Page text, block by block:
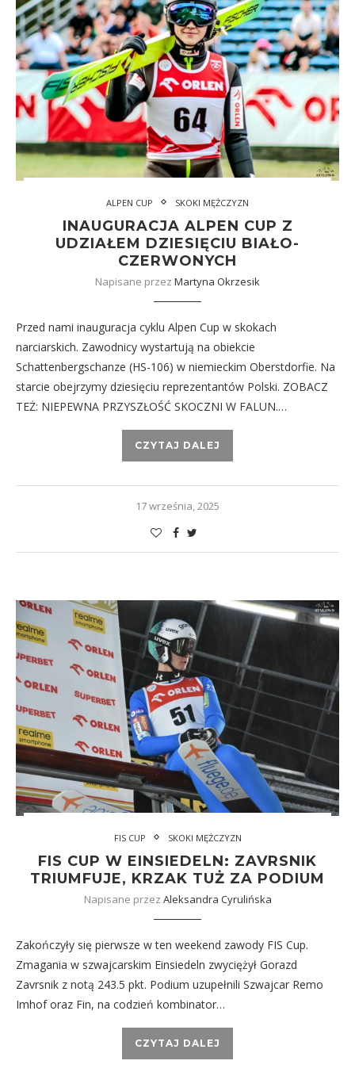
ALPEN CUP SKOKI MĘŻCZYZN
INAUGURACJA ALPEN CUP Z
UDZIAŁEM DZIESIĘCIU BIAŁO-
CZERWONYCH
Napisane przez Martyna Okrzesik
Przed nami inauguracja cyklu Alpen Cup w skokach
narciarskich. Zawodnicy wystartują na obiekcie
Schattenbergschanze (HS-106) w niemieckim Oberstdorfie. Na
starcie obejrzymy dziesięciu reprezentantów Polski. ZOBACZ
TEŻ: NIEPEWNA PRZYSZŁOŚĆ SKOCZNI W FALUN.…
CZYTAJ DALEJ
17 września, 2025
FIS CUP SKOKI MĘŻCZYZN
FIS CUP W EINSIEDELN: ZAVRSNIK
TRIUMFUJE, KRZAK TUŻ ZA PODIUM
Napisane przez Aleksandra Cyrulińska
Zakończyły się pierwsze w ten weekend zawody FIS Cup.
Zmagania w szwajcarskim Einsiedeln zwyciężył Gorazd
Zavrsnik z notą 243.5 pkt. Podium uzupełnili Szwajcar Remo
Imhof oraz Fin, na codzień kombinator…
CZYTAJ DALEJ